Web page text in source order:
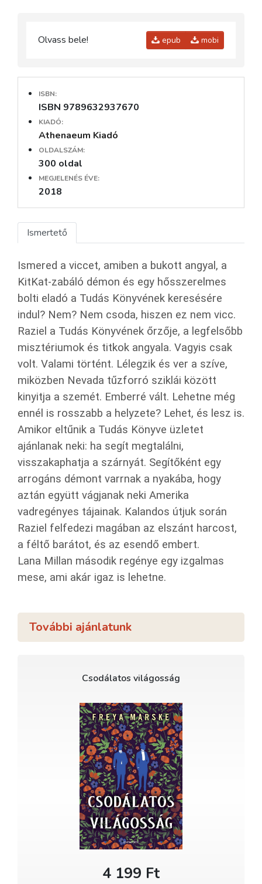
Olvass bele! epub mobi
ISBN:
ISBN 9789632937670
KIADÓ:
Athenaeum Kiadó
OLDALSZÁM:
300 oldal
MEGJELENÉS ÉVE:
2018
Ismertető
Ismered a viccet, amiben a bukott angyal, a
KitKat-zabáló démon és egy hősszerelmes
bolti eladó a Tudás Könyvének keresésére
indul? Nem? Nem csoda, hiszen ez nem vicc.
Raziel a Tudás Könyvének őrzője, a legfelsőbb
misztériumok és titkok angyala. Vagyis csak
volt. Valami történt. Lélegzik és ver a szíve,
miközben Nevada tűzforró sziklái között
kinyitja a szemét. Emberré vált. Lehetne még
ennél is rosszabb a helyzete? Lehet, és lesz is.
Amikor eltűnik a Tudás Könyve üzletet
ajánlanak neki: ha segít megtalálni,
visszakaphatja a szárnyát. Segítőként egy
arrogáns démont varrnak a nyakába, hogy
aztán együtt vágjanak neki Amerika
vadregényes tájainak. Kalandos útjuk során
Raziel felfedezi magában az elszánt harcost,
a féltő barátot, és az esendő embert.
Lana Millan második regénye egy izgalmas
mese, ami akár igaz is lehetne.
További ajánlatunk
Csodálatos világosság
4 199 Ft